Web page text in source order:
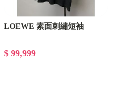
LOEWE 素面刺繡短袖
$ 99,999